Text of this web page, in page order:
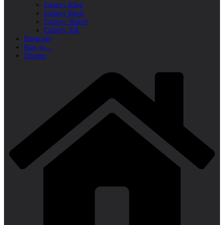
Galaxy Ring
Galaxy Buds
Galaxy Watch
Galaxy XR
Полезно
Как да…
Промо